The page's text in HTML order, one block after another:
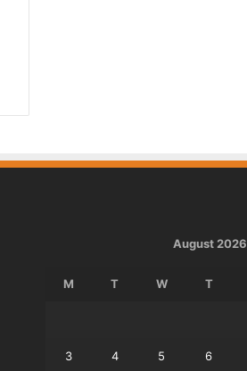
August 2026
M T W T
3 4 5 6